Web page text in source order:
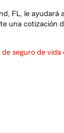
FL, le ayudará
una cotización
seguro de vida